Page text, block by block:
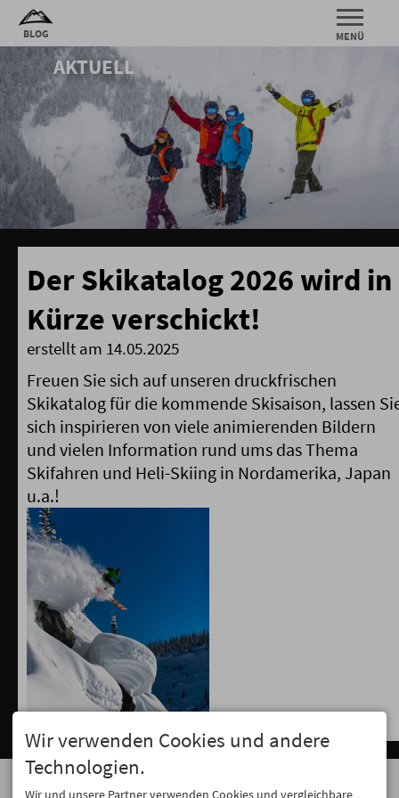
AKTUELL
Der Skikatalog 2026 wird in
Kürze verschickt!
erstellt am 14.05.2025
Freuen Sie sich auf unseren druckfrischen
Skikatalog für die kommende Skisaison, lassen
sich inspirieren von viele animierenden Bildern
und vielen Information rund ums das Thema
Skifahren und Heli-Skiing in Nordamerika, Japan
u.a.!
Wir verwenden Cookies und andere
Technologien.
Wir und unsere Partner verwenden Cookies und vergleichbare